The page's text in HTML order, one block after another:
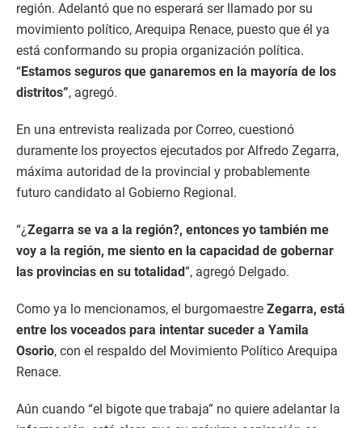
región. Adelantó que no esperará ser llamado por su
movimiento político, Arequipa Renace, puesto que él ya
está conformando su propia organización política.
“Estamos seguros que ganaremos en la mayoría de los
distritos”, agregó.
En una entrevista realizada por Correo, cuestionó
duramente los proyectos ejecutados por Alfredo Zegarra,
máxima autoridad de la provincial y probablemente
futuro candidato al Gobierno Regional.
“¿Zegarra se va a la región?, entonces yo también me
voy a la región, me siento en la capacidad de gobernar
las provincias en su totalidad”, agregó Delgado.
Como ya lo mencionamos, el burgomaestre Zegarra, está
entre los voceados para intentar suceder a Yamila
Osorio, con el respaldo del Movimiento Político Arequipa
Renace.
Aún cuando “el bigote que trabaja” no quiere adelantar la